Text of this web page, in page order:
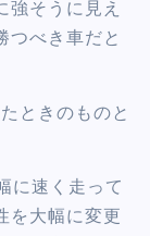
強そうに見え
つべき車だと
ときのものと
に速く走って
を大幅に変更